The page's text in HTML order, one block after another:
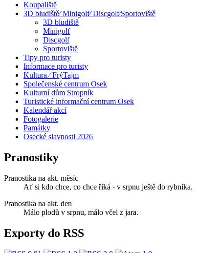
Koupaliště
3D bludiště⁄ Minigolf⁄ Discgolf⁄Sportoviště
3D bludiště
Minigolf
Discgolf
Sportoviště
Tipy pro turisty
Informace pro turisty
Kultura ⁄ FrýTajm
Společenské centrum Osek
Kulturní dům Stropník
Turistické informační centrum Osek
Kalendář akcí
Fotogalerie
Památky
Osecké slavnosti 2026
Pranostiky
Pranostika na akt. měsíc
Ať si kdo chce, co chce říká - v srpnu ještě do rybníka.
Pranostika na akt. den
Málo plodů v srpnu, málo včel z jara.
Exporty do RSS